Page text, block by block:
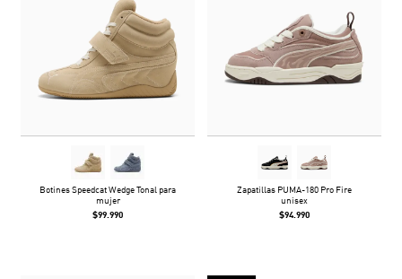
Botines Speedcat Wedge Tonal para
mujer
$99.990
Zapatillas PUMA-180 Pro Fire
unisex
$94.990